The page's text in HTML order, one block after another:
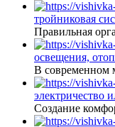
тройниковая
Правильная
освещения,
В современном
электричество
Создание